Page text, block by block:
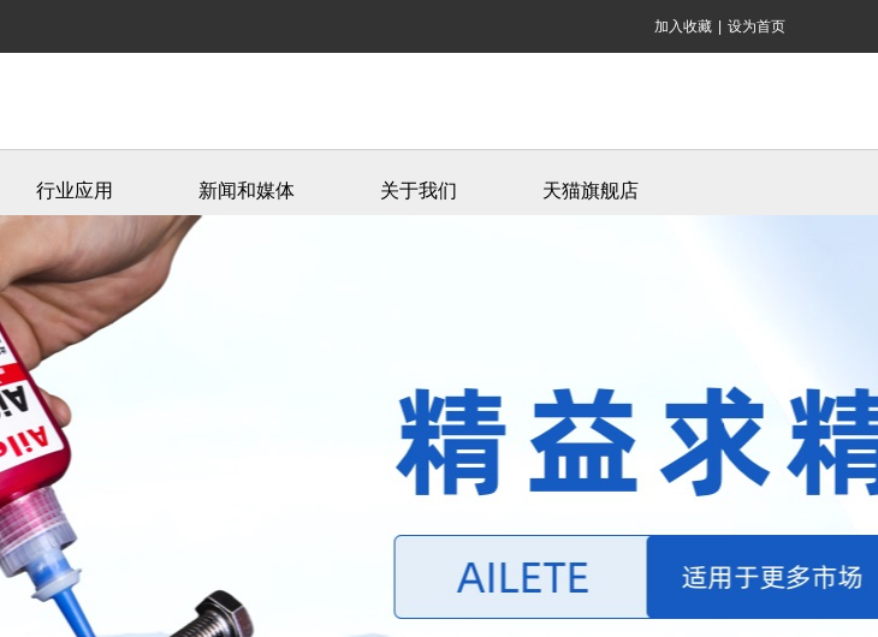
加入收藏 设为首页
行业应用 新闻和媒体 关于我们 天猫旗舰店